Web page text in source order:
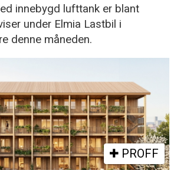
innebygd lufttank er blant
under Elmia Lastbil i
denne måneden.
PROFF